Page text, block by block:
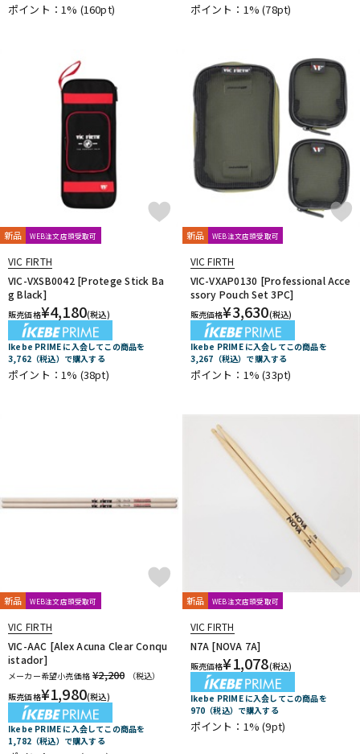
ポイント：1% (160pt) ポイント：1%(78pt)
新品 WEB注文店頭受取可
VIC FIRTH
VIC-VXSB0042 [Protege Stick Ba
g Black]
販売価格¥4,180(税込)
Ikebe PRIME に入会してこの商品を
3,762（税込）で購入する
ポイント：1% (38pt)
新品 WEB注文店頭受取可
VIC FIRTH
VIC-VXAP0130 [Professional Acce
ssory Pouch Set 3PC]
販売価格¥3,630(税込)
Ikebe PRIME に入会してこの商品を
3,267（税込）で購入する
ポイント：1%(33pt)
新品 WEB注文店頭受取可
VIC FIRTH
VIC-AAC [Alex Acuna Clear Conqu
istador]
メーカー希望小売価格 ¥2,200
（税込）
販売価格¥1,980(税込)
Ikebe PRIME に入会してこの商品を
1,782（税込）で購入する
新品 WEB注文店頭受取可
VIC FIRTH
N7A [NOVA 7A]
販売価格¥1,078(税込)
Ikebe PRIME に入会してこの商品を
970（税込）で購入する
ポイント：1%(9pt)